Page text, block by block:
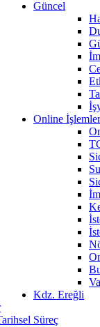
Güncel
Online İşlemler
Kdz. Ereğli
Süreç